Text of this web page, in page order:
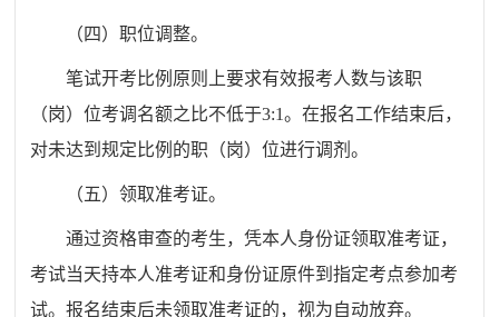
（四）职位调整。
笔试开考比例原则上要求有效报考人数与该职
（岗）位考调名额之比不低于3:1。在报名工作结束后，
对未达到规定比例的职（岗）位进行调剂。
（五）领取准考证。
通过资格审查的考生，凭本人身份证领取准考证，
考试当天持本人准考证和身份证原件到指定考点参加考
试。报名结束后未领取准考证的，视为自动放弃。